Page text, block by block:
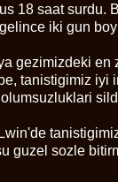
18 saat surdu.
iki gun
gezimizdeki en
tanistigimiz iyi
guzel sozle